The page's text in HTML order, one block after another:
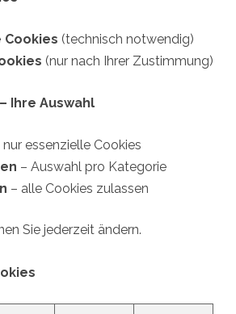
Cookies (technisch notwendig)
(nur nach Ihrer Zustimmung)
Ihre Auswahl
nur essenzielle Cookies
– Auswahl pro Kategorie
– alle Cookies zulassen
Sie jederzeit ändern.